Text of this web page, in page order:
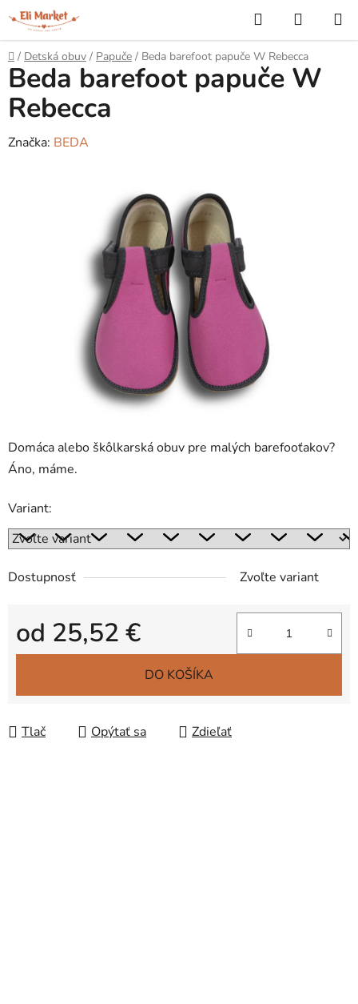
Prejsť
na
obsah
Hľadať
KOŠÍK
Domov
/ Detská obuv / Papuče / Beda barefoot papuče W Rebecca
Domáca alebo škôlkarská obuv pre malých barefooťakov?
Áno, máme.
Variant:
Dostupnosť Zvoľte variant
od 25,52 €
Jednotková cena:
DO KOŠÍKA
Tlač Opýtať sa Zdieľať
Beda barefoot papuče W
Rebecca
Značka: BEDA